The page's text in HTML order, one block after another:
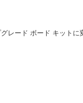
レード ボード キットに